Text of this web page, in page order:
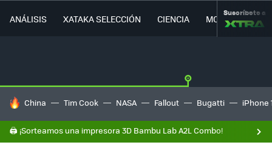
ANÁLISIS XATAKA SELECCIÓN CIENCIA MOVILIDAD
Suscríbete a
HOY SE HABLA DE
China Tim Cook NASA Fallout Bugatti iPhone
🖨️ ¡Sorteamos una impresora 3D Bambu Lab A2L Combo!